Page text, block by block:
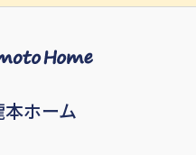
ホーム